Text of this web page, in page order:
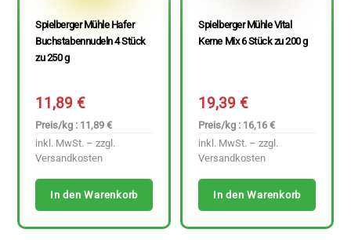
Spielberger Mühle Hafer
Buchstabennudeln 4 Stück
zu 250 g
11,89€
Preis/kg : 11,89 €
inkl. MwSt. – zzgl.
Versandkosten
In den Warenkorb
Spielberger Mühle Vital
Kerne Mix 6 Stück zu 200 g
19,39€
Preis/kg : 16,16 €
inkl. MwSt. – zzgl.
Versandkosten
In den Warenkorb